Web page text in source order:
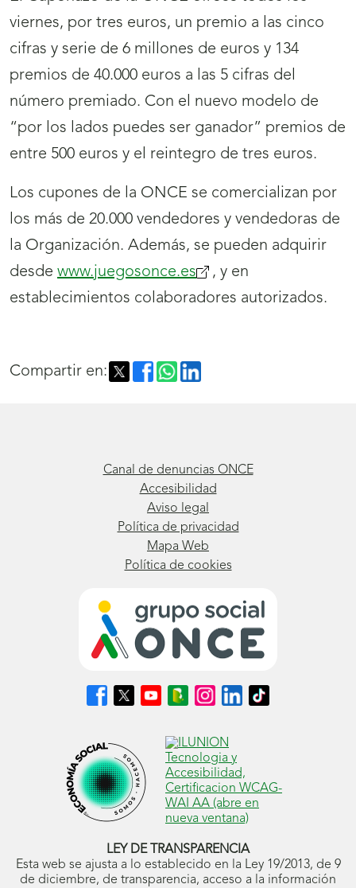
viernes, por tres euros, un premio a las cinco
cifras y serie de 6 millones de euros y 134
premios de 40.000 euros a las 5 cifras del
número premiado. Con el nuevo modelo de
“por los lados puedes ser ganador” premios de
entre 500 euros y el reintegro de tres euros.
Los cupones de la ONCE se comercializan por
los más de 20.000 vendedores y vendedoras de
la Organización. Además, se pueden adquirir
desde www.juegosonce.es(se
abrirá
, y en
establecimientos colaboradores autorizados.
Compartir en:
Canal de denuncias ONCE
Accesibilidad
Aviso legal
Política de privacidad
Mapa Web
Política de cookies
Síguenos
en
abrirá
en
ventana
nueva)
Síguenos
en
abrirá
en
ventana
nueva)
Síguenos
en
abrirá
en
ventana
nueva)
Síguenos
en
Blog
ONCE
(se
abrirá
en
ventana
nueva)
Síguenos
en
(se
abrirá
en
ventana
nueva)
Síguenos
en
(se
abrirá
en
ventana
nueva)
Síguenos
en
ventana
nueva)
LEY DE TRANSPARENCIA
Esta web se ajusta a lo establecido en la Ley 19/2013, de 9
de diciembre, de transparencia, acceso a la información